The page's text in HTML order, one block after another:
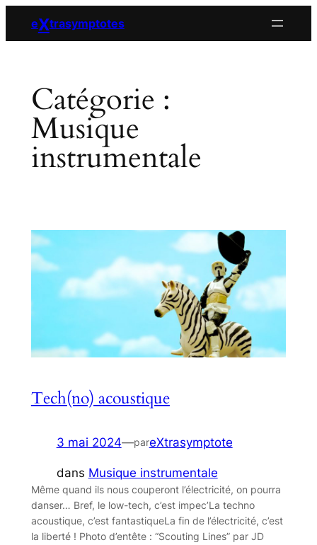
eXtrasymptotes
Catégorie :
Musique
instrumentale
Tech(no) acoustique
3 mai 2024—pareXtrasymptote
dans Musique instrumentale
Même quand ils nous couperont l’électricité, on pourra
danser… Bref, le low-tech, c’est impec’La techno
acoustique, c’est fantastiqueLa fin de l’électricité, c’est
la liberté ! Photo d’entête : “Scouting Lines” par JD